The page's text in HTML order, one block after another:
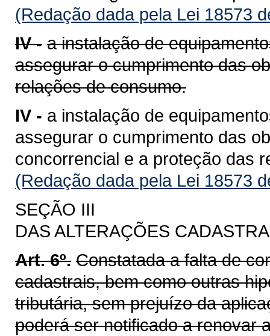
(Redação dada pela Lei 18573
IV - a instalação de
assegurar o cumprimento das
relações de consumo.
IV - a instalação de
assegurar o cumprimento das
concorrencial e a proteção das
(Redação dada pela Lei 18573
SEÇÃO III
DAS ALTERAÇÕES
Art. 6º. Constatada a falta de
cadastrais, bem como outras
tributária, sem prejuízo da
poderá ser notificado a renovar